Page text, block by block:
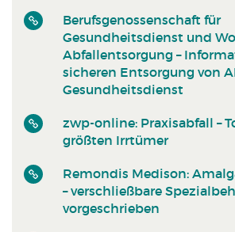
Berufsgenossenschaft für
Gesundheitsdienst und
Abfallentsorgung –
sicheren Entsorgung von
Gesundheitsdienst
zwp-online: Praxisabfall –
größten Irrtümer
Remondis Medison:
– verschließbare
vorgeschrieben